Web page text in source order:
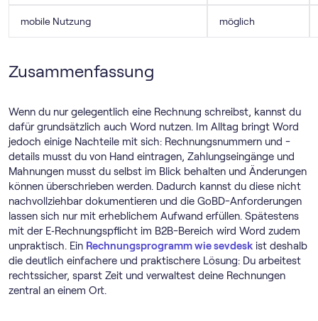
mobile Nutzung möglich
Zusammenfassung
Wenn du nur gelegentlich eine Rechnung schreibst, kannst du
dafür grundsätzlich auch Word nutzen. Im Alltag bringt Word
jedoch einige Nachteile mit sich: Rechnungsnummern und -
details musst du von Hand eintragen, Zahlungseingänge und
Mahnungen musst du selbst im Blick behalten und Änderungen
können überschrieben werden. Dadurch kannst du diese nicht
nachvollziehbar dokumentieren und die GoBD-Anforderungen
lassen sich nur mit erheblichem Aufwand erfüllen. Spätestens
mit der E‑Rechnungspflicht im B2B-Bereich wird Word zudem
unpraktisch. Ein Rechnungs­programm wie sevdesk ist deshalb
die deutlich einfachere und praktischere Lösung: Du arbeitest
rechtssicher, sparst Zeit und verwaltest deine Rechnungen
zentral an einem Ort.